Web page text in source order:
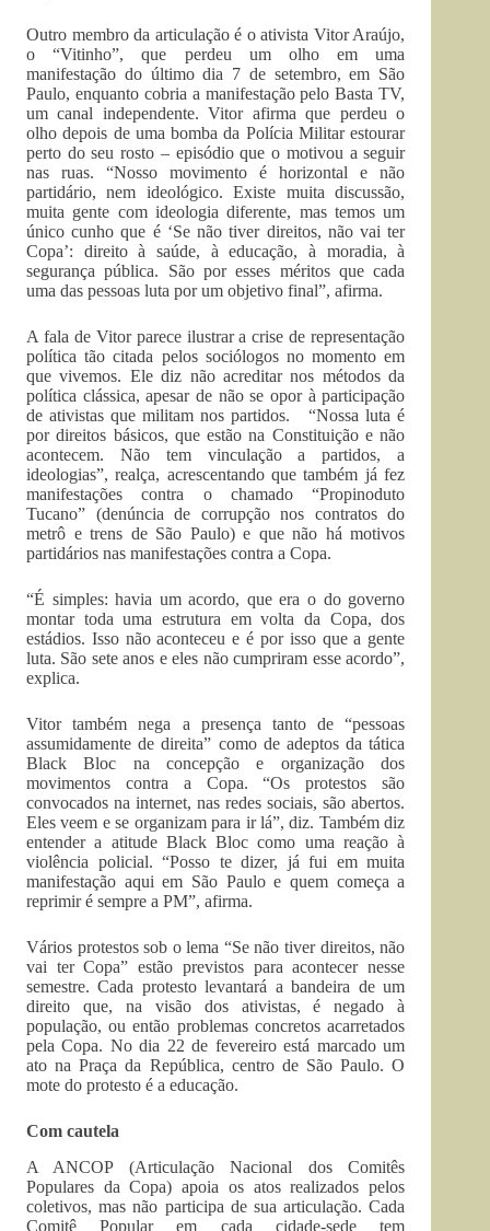
Outro membro da articulação é o ativista Vitor Araújo,
o “Vitinho”, que perdeu um olho em uma
manifestação do último dia 7 de setembro, em São
Paulo, enquanto cobria a manifestação pelo Basta TV,
um canal independente. Vitor afirma que perdeu o
olho depois de uma bomba da Polícia Militar estourar
perto do seu rosto – episódio que o motivou a seguir
nas ruas. “Nosso movimento é horizontal e não
partidário, nem ideológico. Existe muita discussão,
muita gente com ideologia diferente, mas temos um
único cunho que é ‘Se não tiver direitos, não vai ter
Copa’: direito à saúde, à educação, à moradia, à
segurança pública. São por esses méritos que cada
uma das pessoas luta por um objetivo final”, afirma.
A fala de Vitor parece ilustrar a crise de representação
política tão citada pelos sociólogos no momento em
que vivemos. Ele diz não acreditar nos métodos da
política clássica, apesar de não se opor à participação
de ativistas que militam nos partidos. “Nossa luta é
por direitos básicos, que estão na Constituição e não
acontecem. Não tem vinculação a partidos, a
ideologias”, realça, acrescentando que também já fez
manifestações contra o chamado “Propinoduto
Tucano” (denúncia de corrupção nos contratos do
metrô e trens de São Paulo) e que não há motivos
partidários nas manifestações contra a Copa.
“É simples: havia um acordo, que era o do governo
montar toda uma estrutura em volta da Copa, dos
estádios. Isso não aconteceu e é por isso que a gente
luta. São sete anos e eles não cumpriram esse acordo”,
explica.
Vitor também nega a presença tanto de “pessoas
assumidamente de direita” como de adeptos da tática
Black Bloc na concepção e organização dos
movimentos contra a Copa. “Os protestos são
convocados na internet, nas redes sociais, são abertos.
Eles veem e se organizam para ir lá”, diz. Também diz
entender a atitude Black Bloc como uma reação à
violência policial. “Posso te dizer, já fui em muita
manifestação aqui em São Paulo e quem começa a
reprimir é sempre a PM”, afirma.
Vários protestos sob o lema “Se não tiver direitos, não
vai ter Copa” estão previstos para acontecer nesse
semestre. Cada protesto levantará a bandeira de um
direito que, na visão dos ativistas, é negado à
população, ou então problemas concretos acarretados
pela Copa. No dia 22 de fevereiro está marcado um
ato na Praça da República, centro de São Paulo. O
mote do protesto é a educação.
Com cautela
A ANCOP (Articulação Nacional dos Comitês
Populares da Copa) apoia os atos realizados pelos
coletivos, mas não participa de sua articulação. Cada
Comitê Popular em cada cidade-sede tem